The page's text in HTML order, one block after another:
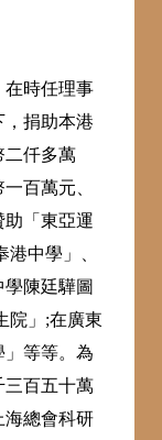
在時任理事
捐助本港
二仟多萬
百萬元、
助「東亞運
中學」、
學陳廷驊圖
院」;在廣東
」等等。為
三百五十萬
海總會科研